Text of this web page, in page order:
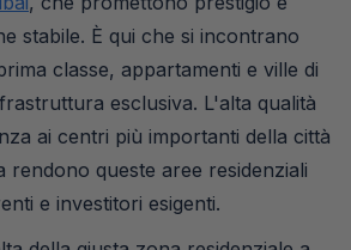
stabile. È qui che si incontrano
classe, appartamenti e ville di
esclusiva. L'alta qualità
ai centri più importanti della città
rendono queste aree residenziali
e investitori esigenti.